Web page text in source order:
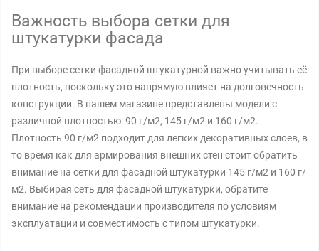
Важность выбора сетки для
штукатурки фасада
При выборе сетки фасадной штукатурной важно учитывать её
плотность, поскольку это напрямую влияет на долговечность
конструкции. В нашем магазине представлены модели с
различной плотностью: 90 г/м2, 145 г/м2 и 160 г/м2.
Плотность 90 г/м2 подходит для легких декоративных слоев, в
то время как для армирования внешних стен стоит обратить
внимание на сетки для фасадной штукатурки 145 г/м2 и 160 г/
м2. Выбирая сеть для фасадной штукатурки, обратите
внимание на рекомендации производителя по условиям
эксплуатации и совместимость с типом штукатурки.